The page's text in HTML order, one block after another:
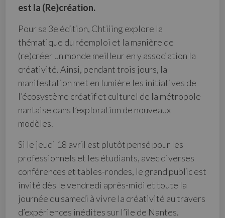
est la (Re)création.
Pour sa 3e édition, Chtiiing explore la
thématique du réemploi et la manière de
(re)créer un monde meilleur en y association la
créativité. Ainsi, pendant trois jours, la
manifestation met en lumière les initiatives de
l’écosystème créatif et culturel de la métropole
nantaise dans l’exploration de nouveaux
modèles.
Si le jeudi 18 avril est plutôt pensé pour les
professionnels et les étudiants, avec diverses
conférences et tables-rondes, le grand public est
invité dès le vendredi après-midi et toute la
journée du samedi à vivre la créativité au travers
d’expériences inédites sur l’île de Nantes.